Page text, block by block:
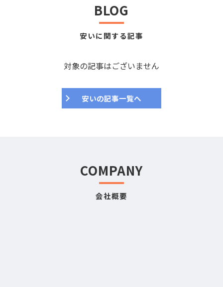
BLOG
安いに関する記事
対象の記事はございません
安いの記事一覧へ
会社概要
COMPANY